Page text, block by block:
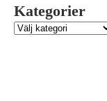
Kategorier